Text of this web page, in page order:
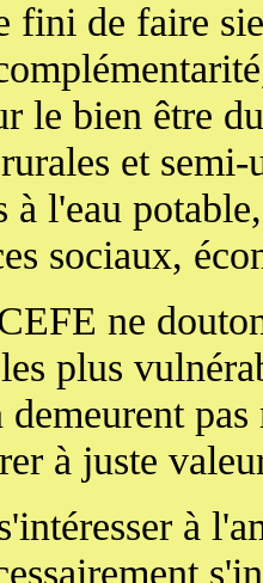
fini de faire
le bien être
et
à l'eau
sociaux,
ne
plus
à juste
à